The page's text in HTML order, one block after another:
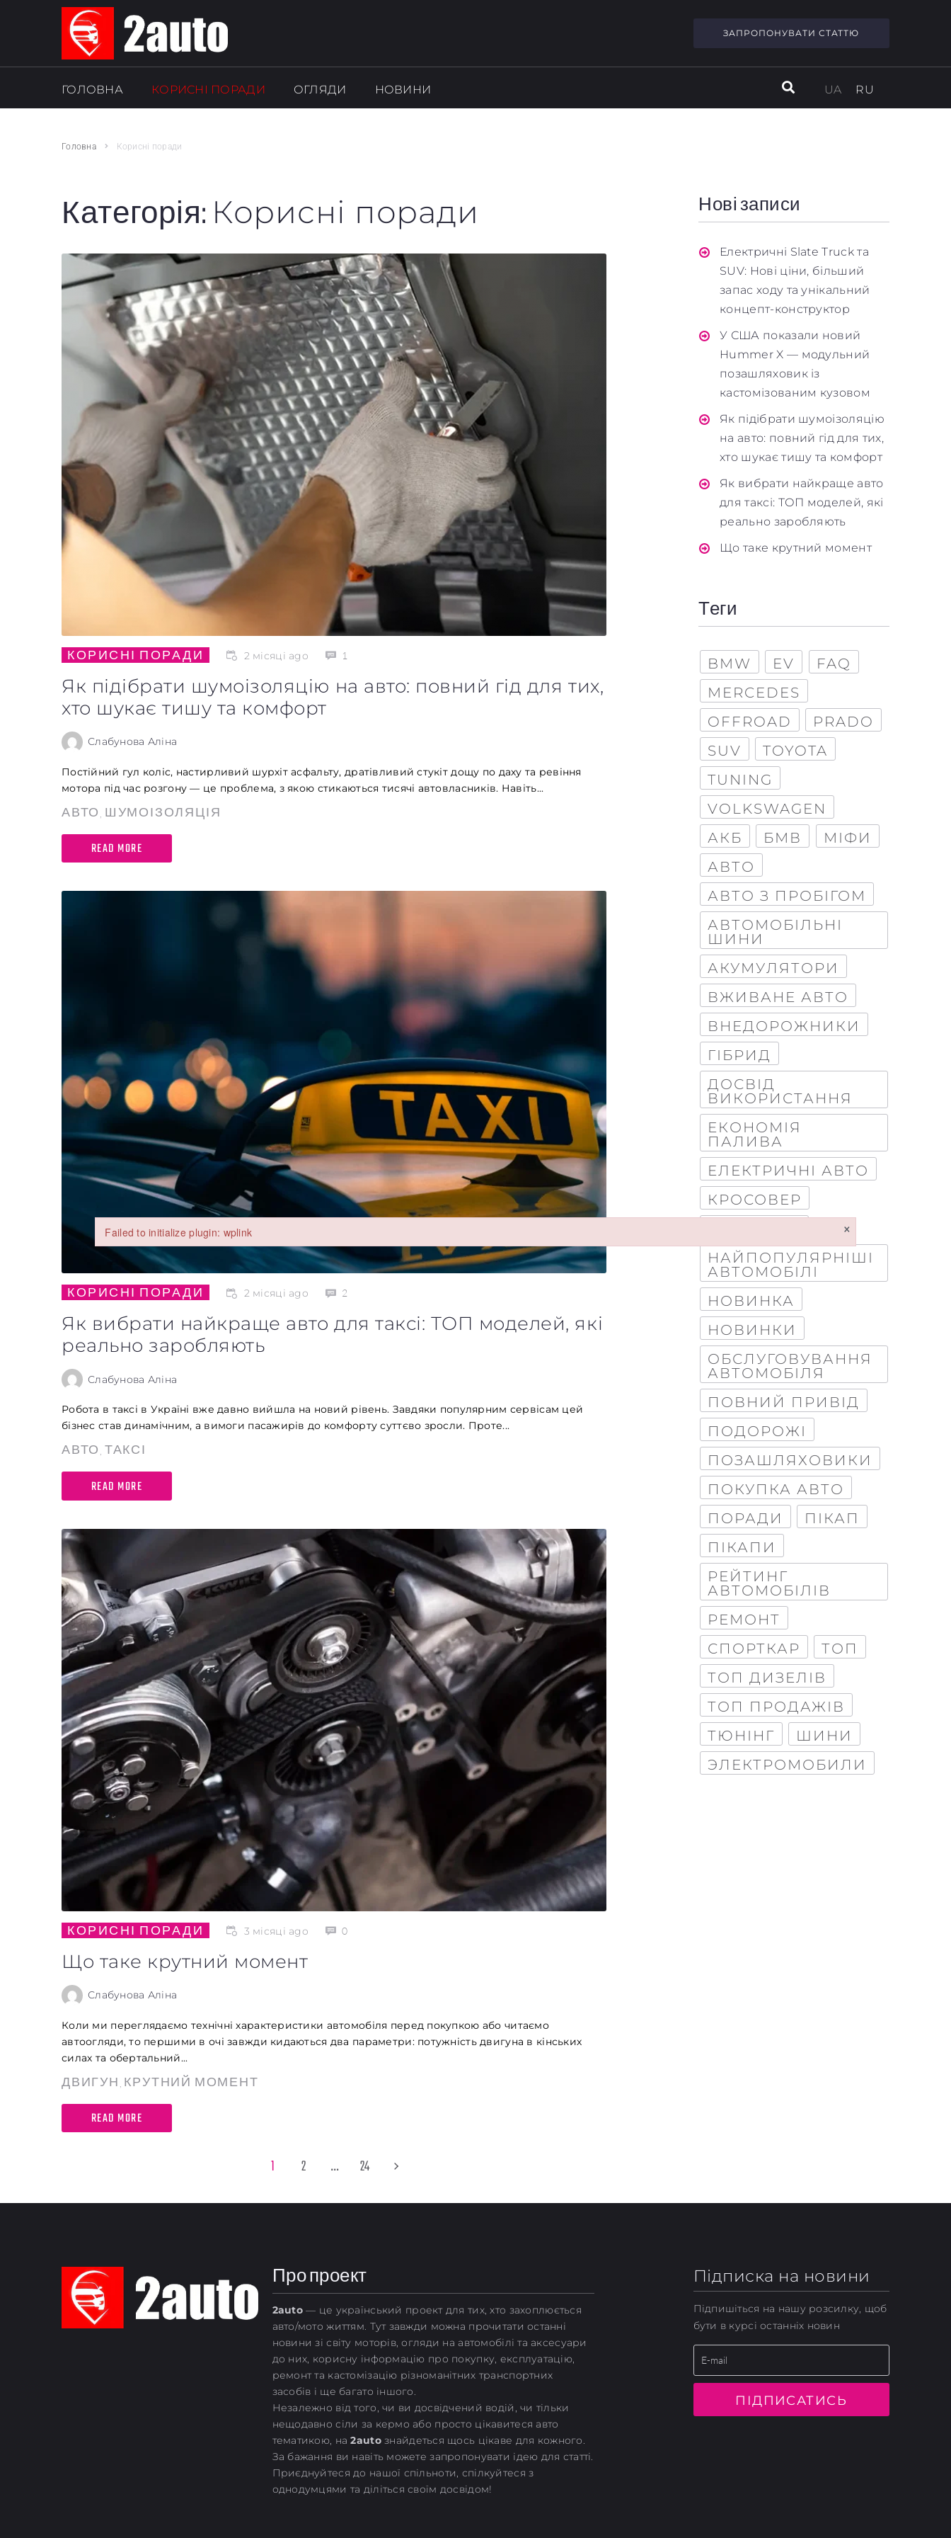
ЗАПРОПОНУВАТИ СТАТТЮ
ГОЛОВНА КОРИСНІ ПОРАДИ ОГЛЯДИ НОВИНИ UA RU
Головна Корисні поради
Категорія: Корисні поради
КОРИСНІ ПОРАДИ 2 місяці ago 1
Як підібрати шумоізоляцію на авто: повний гід для тих,
хто шукає тишу та комфорт
Слабунова Аліна
Постійний гул коліс, настирливий шурхіт асфальту, дратівливий стукіт дощу по даху та ревіння
мотора під час розгону — це проблема, з якою стикаються тисячі автовласників. Навіть...
АВТО ШУМОІЗОЛЯЦІЯ
READ MORE
КОРИСНІ ПОРАДИ 2 місяці ago 2
Як вибрати найкраще авто для таксі: ТОП моделей, які
реально заробляють
Слабунова Аліна
Робота в таксі в Україні вже давно вийшла на новий рівень. Завдяки популярним сервісам цей
бізнес став динамічним, а вимоги пасажирів до комфорту суттєво зросли. Проте...
АВТО ТАКСІ
READ MORE
КОРИСНІ ПОРАДИ 3 місяці ago 0
Що таке крутний момент
Слабунова Аліна
Коли ми переглядаємо технічні характеристики автомобіля перед покупкою або читаємо
автоогляди, то першими в очі завжди кидаються два параметри: потужність двигуна в кінських
силах та обертальний...
ДВИГУН КРУТНИЙ МОМЕНТ
READ MORE
1 2 … 24
Нові записи
Електричні Slate Truck та
SUV: Нові ціни, більший
запас ходу та унікальний
концепт-конструктор
У США показали новий
Hummer X — модульний
позашляховик із
кастомізованим кузовом
Як підібрати шумоізоляцію
на авто: повний гід для тих,
хто шукає тишу та комфорт
Як вибрати найкраще авто
для таксі: ТОП моделей, які
реально заробляють
Що таке крутний момент
Теги
BMW EV
FAQ
MERCEDES
OFFROAD
PRADO
SUV
TOYOTA
TUNING
VOLKSWAGEN
АКБ
БМВ
МІФИ
АВТО
АВТО З ПРОБІГОМ
АВТОМОБІЛЬНІ
ШИНИ
АКУМУЛЯТОРИ
ВЖИВАНЕ АВТО
ВНЕДОРОЖНИКИ
ГІБРИД
ДОСВІД
ВИКОРИСТАННЯ
ЕКОНОМІЯ
ПАЛИВА
ЕЛЕКТРИЧНІ АВТО
КРОСОВЕР
НАЙПОПУЛЯРНІШІ
АВТОМОБІЛІ
НОВИНКА
НОВИНКИ
ОБСЛУГОВУВАННЯ
АВТОМОБІЛЯ
ПОВНИЙ ПРИВІД
ПОДОРОЖІ
ПОЗАШЛЯХОВИКИ
ПОКУПКА АВТО
ПОРАДИ
ПІКАП
ПІКАПИ
РЕЙТИНГ
АВТОМОБІЛІВ
РЕМОНТ
СПОРТКАР
ТОП
ТОП ДИЗЕЛІВ
ТОП ПРОДАЖІВ
ТЮНІНГ
ШИНИ
ЭЛЕКТРОМОБИЛИ
Про проект
2auto— це український проект для тих, хто захоплюється
авто/мото життям. Тут завжди можна прочитати останні
новини зі світу моторів, огляди на автомобілі та аксесуари
до них, корисну інформацію про покупку, експлуатацію,
ремонт та кастомізацію різноманітних транспортних
засобів і ще багато іншого.
Незалежно від того, чи ви досвідчений водій, чи тільки
нещодавно сіли за кермо або просто цікавитеся авто
тематикою, на2autoзнайдеться щось цікаве для кожного.
За бажання ви навіть можете запропонувати ідею для статті.
Приєднуйтеся до нашої спільноти, спілкуйтеся з
однодумцями та діліться своїм досвідом!
Підписка на новини
Підпишіться на нашу розсилку, щоб
бути в курсі останніх новин
ПІДПИСАТИСЬ
Стаття
Maximum file size: 100 МБ
ВІДПРАВИТИ
Failed to initialize plugin: wplink ×
Failed to initialize plugin: wplink